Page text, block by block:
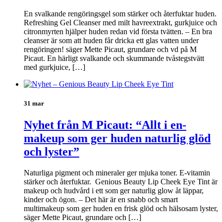
En svalkande rengöringsgel som stärker och återfuktar huden.
Refreshing Gel Cleanser med milt havreextrakt, gurkjuice och
citronmyrten hjälper huden redan vid första tvätten. – En bra
cleanser är som att huden får dricka ett glas vatten under
rengöringen! säger Mette Picaut, grundare och vd på M
Picaut. En härligt svalkande och skummande tvåstegstvätt
med gurkjuice, […]
31 mar
Nyhet från M Picaut: “Allt i en-
makeup som ger huden naturlig glöd
och lyster”
Naturliga pigment och mineraler ger mjuka toner. E-vitamin
stärker och återfuktar. Genious Beauty Lip Cheek Eye Tint är
makeup och hudvård i ett som ger naturlig glow åt läppar,
kinder och ögon. – Det här är en snabb och smart
multimakeup som ger huden en frisk glöd och hälsosam lyster,
säger Mette Picaut, grundare och […]